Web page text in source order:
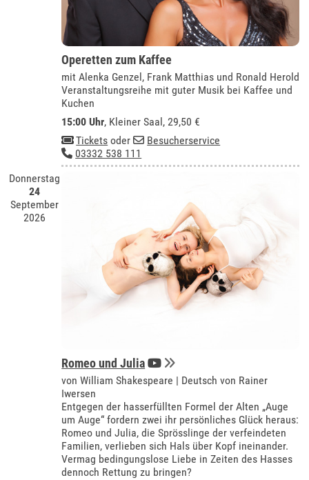
Operetten zum Kaffee
mit Alenka Genzel, Frank Matthias und Ronald Herold
Veranstaltungsreihe mit guter Musik bei Kaffee und
Kuchen
15:00 Uhr, Kleiner Saal, 29,50 €
Tickets oder
Besucherservice
03332 538 111
Donnerstag
24
September
2026
Romeo und Julia
von William Shakespeare | Deutsch von Rainer
Iwersen
Entgegen der hasserfüllten Formel der Alten „Auge
um Auge“ fordern zwei ihr persönliches Glück heraus:
Romeo und Julia, die Sprösslinge der verfeindeten
Familien, verlieben sich Hals über Kopf ineinander.
Vermag bedingungslose Liebe in Zeiten des Hasses
dennoch Rettung zu bringen?